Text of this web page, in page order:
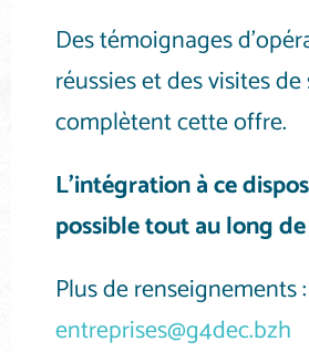
Des témoignages
réussies et des visites
complètent cette offre.
L’intégration à ce
possible tout au long de
Plus de renseignements :
entreprises@g4dec.bzh